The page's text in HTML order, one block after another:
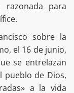
razonada para
sobre la
el 16 de junio,
se entrelazan
pueblo de Dios,
a la vida